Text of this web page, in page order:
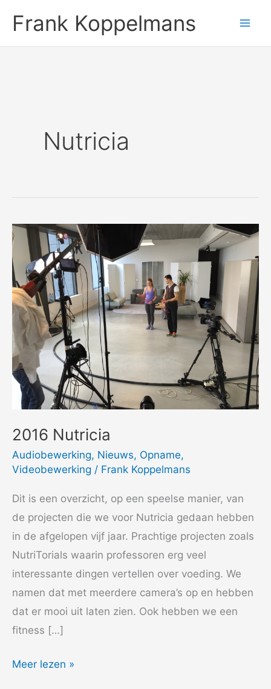
naar
de
Frank Koppelmans
Nutricia
2016 Nutricia
Audiobewerking, Nieuws, Opname,
Videobewerking / Frank Koppelmans
Dit is een overzicht, op een speelse manier, van
de projecten die we voor Nutricia gedaan hebben
in de afgelopen vijf jaar. Prachtige projecten zoals
NutriTorials waarin professoren erg veel
interessante dingen vertellen over voeding. We
namen dat met meerdere camera’s op en hebben
dat er mooi uit laten zien. Ook hebben we een
fitness […]
2016
Meer lezen »